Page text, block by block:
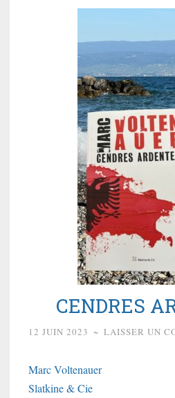
CENDRES
12 JUIN 2023 ~ LAISSER UN
Marc Voltenauer
Slatkine & Cie